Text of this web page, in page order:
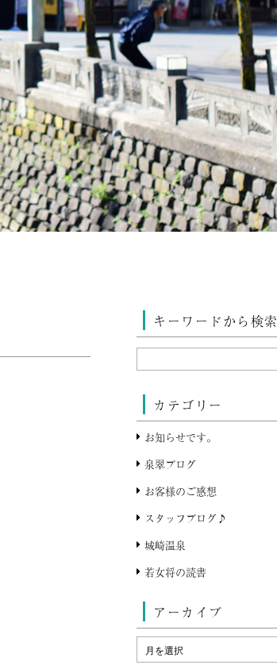
キーワードから検索
カテゴリー
お知らせです。
泉翠ブログ
お客様のご感想
スタッフブログ♪
城崎温泉
若女将の読書
アーカイブ